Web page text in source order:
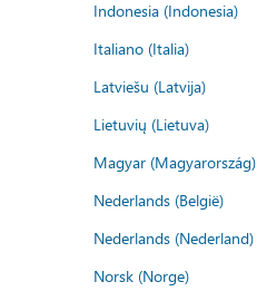
Indonesia (Indonesia)
Italiano (Italia)
Latviešu (Latvija)
Lietuvių (Lietuva)
Magyar (Magyarország)
Nederlands (België)
Nederlands (Nederland)
Norsk (Norge)